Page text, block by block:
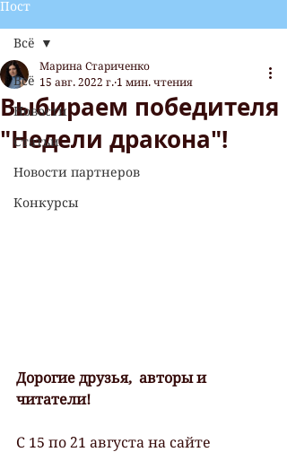
Пост
Всё
Новости
Статьи
Новости партнеров
Конкурсы
Всё
Выбираем победителя
"Недели дракона"!
Марина Стариченко
15 авг. 2022 г. 1 мин. чтения
Дорогие друзья,  авторы и
читатели!
С 15 по 21 августа на сайте